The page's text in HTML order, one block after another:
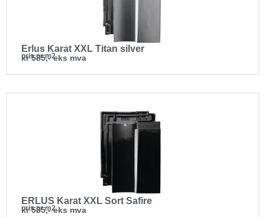
Erlus Karat XXL Titan silver
kr 585,- eks mva
pris pr m2
ERLUS Karat XXL Sort Safire
kr 585,- eks mva
pris pr m2